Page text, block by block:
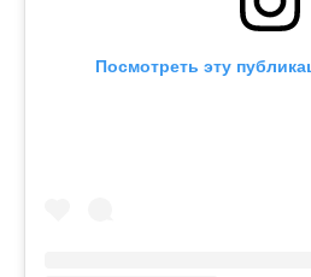
Посмотреть эту